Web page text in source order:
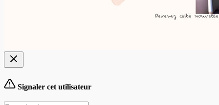
Signaler cet utilisateur